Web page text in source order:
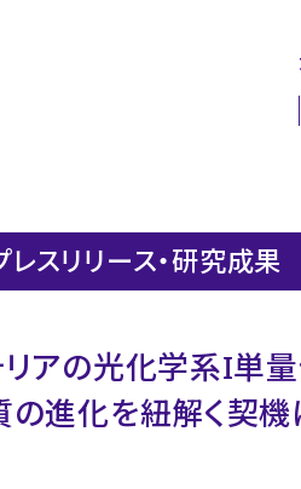
スリリース・研究成果
リアの光化学系I
の進化を紐解く契機